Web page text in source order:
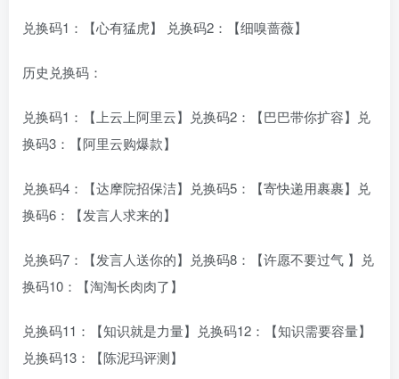
兑换码1：【心有猛虎】 兑换码2：【细嗅蔷薇】
历史兑换码：
兑换码1：【上云上阿里云】兑换码2：【巴巴带你扩容】兑
换码3：【阿里云购爆款】
兑换码4：【达摩院招保洁】兑换码5：【寄快递用裹裹】兑
换码6：【发言人求来的】
兑换码7：【发言人送你的】兑换码8：【许愿不要过气 】兑
换码10：【淘淘长肉肉了】
兑换码11：【知识就是力量】兑换码12：【知识需要容量】
兑换码13：【陈泥玛评测】